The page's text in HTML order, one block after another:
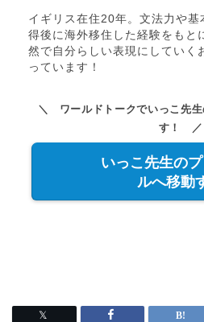
イギリス在住20年。文法力や基
得後に海外移住した経験をもと
然で自分らしい表現にしていく
っています！
＼ ワールドトークでいっこ先生
す！ ／
いっこ先生の
ルへ移動